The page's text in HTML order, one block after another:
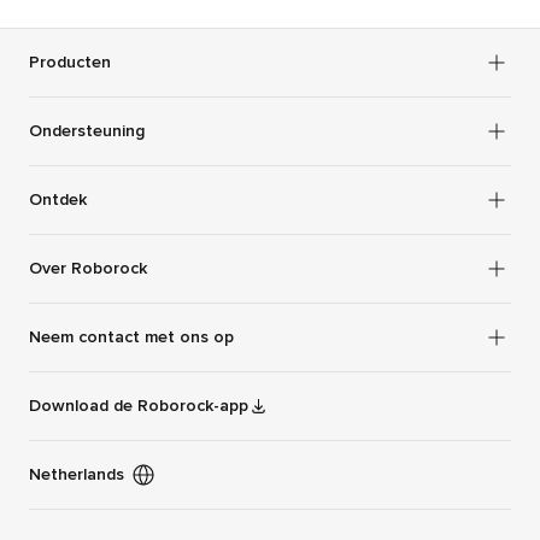
Producten
Ondersteuning
Ontdek
Over Roborock
Neem contact met ons op
Download de Roborock-app
Netherlands